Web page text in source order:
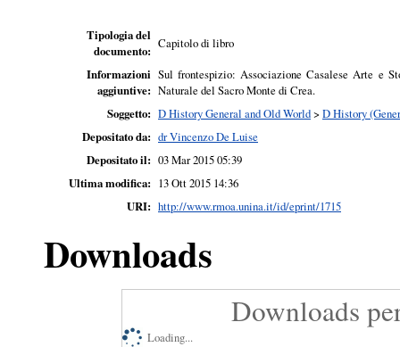
Tipologia del
documento: Capitolo di libro
Informazioni
aggiuntive:
Sul frontespizio: Associazione Casalese Arte e
Naturale del Sacro Monte di Crea.
Soggetto: D History General and Old World> D History
Depositato da: dr Vincenzo De Luise
Depositato il: 03 Mar 2015 05:39
Ultima modifica: 13 Ott 2015 14:36
URI: http://www.rmoa.unina.it/id/eprint/1715
Downloads
Downloads
Loading...